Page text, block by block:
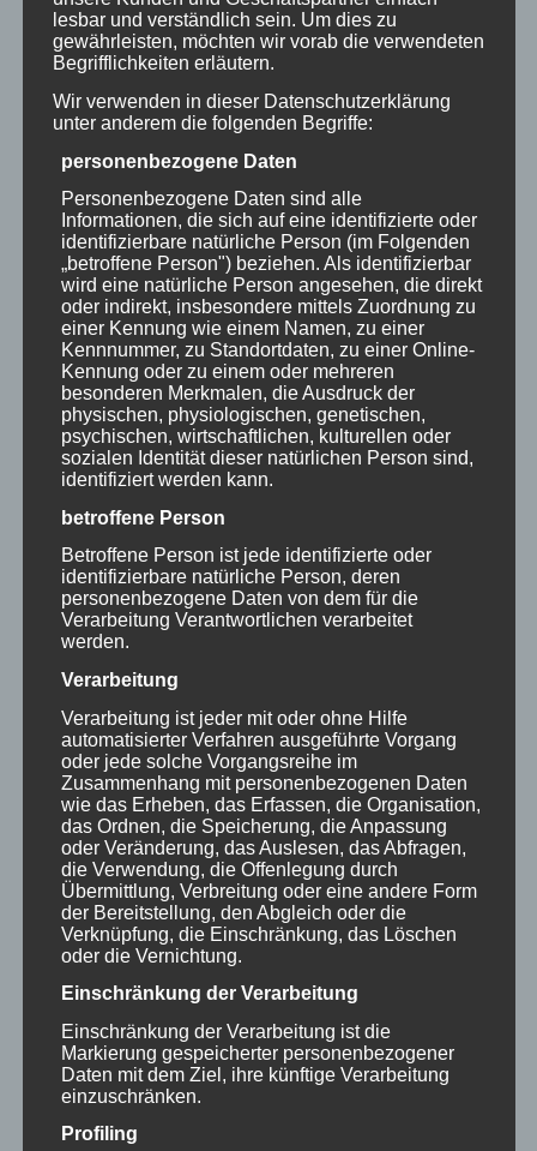
„Experte in eigener
Sache“ an der Uni
Würzburg
Hallo liebe Community,
wie ihr vielleicht schon gehört habt, bin
ich seit sieben Semestern Gasthörer in
der Sonderpädagogik an der Uni
Würzburg und hatte dabei schon einige
Möglichkeiten mich dort als „Experte in
bemühte ich mich vor dem aktuellen
Semester um einen Kontakt zu der neuen
Vertretungsprofessorin Dr. Tanja Kinne
(Lehrstuhl für
Körperbehindertenpädagogik). Sie
empfing mich sogar gleich an ihrem
ersten Arbeitstag an der Uni Würzburg zu
einem intensiven zweistündigen
Austausch. Mich hat ihr Interesse für mein
Engagement als „Experte in eigener
Sache“ sehr gefreut. Und am Ende des
Gesprächs vereinbarten wir sogar
mehrere Impulsvorträge, von mir als
Experte in eigener Sache“, in ihrer
aktuellen Vorlesung „Einführung in die
Körperbehindertenpädagogik“. Bei dieser
lesbar und verständlich sein. Um dies zu
gewährleisten, möchten wir vorab die verwendeten
Begrifflichkeiten erläutern.
Wir verwenden in dieser Datenschutzerklärung
unter anderem die folgenden Begriffe:
personenbezogene Daten
Personenbezogene Daten sind alle
Informationen, die sich auf eine identifizierte oder
identifizierbare natürliche Person (im Folgenden
„betroffene Person") beziehen. Als identifizierbar
wird eine natürliche Person angesehen, die direkt
oder indirekt, insbesondere mittels Zuordnung zu
einer Kennung wie einem Namen, zu einer
Kennnummer, zu Standortdaten, zu einer Online-
Kennung oder zu einem oder mehreren
besonderen Merkmalen, die Ausdruck der
physischen, physiologischen, genetischen,
psychischen, wirtschaftlichen, kulturellen oder
sozialen Identität dieser natürlichen Person sind,
identifiziert werden kann.
betroffene Person
Betroffene Person ist jede identifizierte oder
identifizierbare natürliche Person, deren
personenbezogene Daten von dem für die
Verarbeitung Verantwortlichen verarbeitet
werden.
Verarbeitung
Verarbeitung ist jeder mit oder ohne Hilfe
automatisierter Verfahren ausgeführte Vorgang
oder jede solche Vorgangsreihe im
Zusammenhang mit personenbezogenen Daten
wie das Erheben, das Erfassen, die Organisation,
das Ordnen, die Speicherung, die Anpassung
oder Veränderung, das Auslesen, das Abfragen,
die Verwendung, die Offenlegung durch
Übermittlung, Verbreitung oder eine andere Form
der Bereitstellung, den Abgleich oder die
Verknüpfung, die Einschränkung, das Löschen
oder die Vernichtung.
Einschränkung der Verarbeitung
Einschränkung der Verarbeitung ist die
Markierung gespeicherter personenbezogener
Daten mit dem Ziel, ihre künftige Verarbeitung
einzuschränken.
Profiling